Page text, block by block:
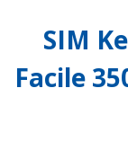
SIM
Facile